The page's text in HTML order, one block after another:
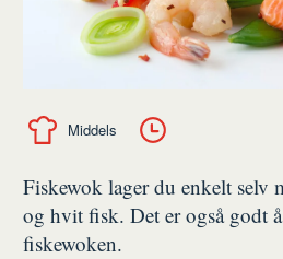
Middels
Fiskewok lager du enkelt selv
og hvit fisk. Det er også godt
fiskewoken.